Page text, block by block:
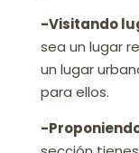
-Visitando
sea un lugar
un lugar
para ellos.
-